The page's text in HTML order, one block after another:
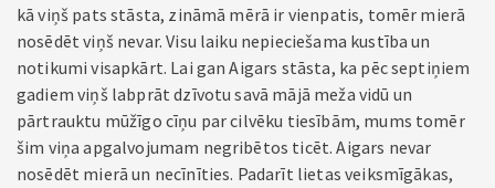
kā viņš pats stāsta, zināmā mērā ir vienpatis, tomēr mierā
nosēdēt viņš nevar. Visu laiku nepieciešama kustība un
notikumi visapkārt. Lai gan Aigars stāsta, ka pēc septiņiem
gadiem viņš labprāt dzīvotu savā mājā meža vidū un
pārtrauktu mūžīgo cīņu par cilvēku tiesībām, mums tomēr
šim viņa apgalvojumam negribētos ticēt. Aigars nevar
nosēdēt mierā un necīnīties. Padarīt lietas veiksmīgākas,